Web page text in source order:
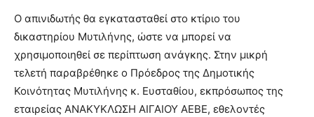
Ο απινιδωτής θα εγκατασταθεί στο κτίριο του
δικαστηρίου Μυτιλήνης, ώστε να μπορεί να
χρησιμοποιηθεί σε περίπτωση ανάγκης. Στην μικρή
τελετή παραβρέθηκε ο Πρόεδρος της Δημοτικής
Κοινότητας Μυτιλήνης κ. Ευσταθίου, εκπρόσωπος της
εταιρείας ΑΝΑΚΥΚΛΩΣΗ ΑΙΓΑΙΟΥ ΑΕΒΕ, εθελοντές